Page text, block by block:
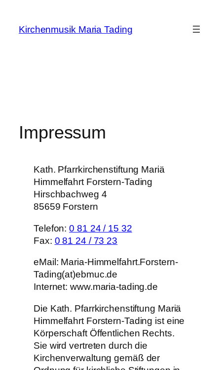
springen
Kirchenmusik Maria Tading
Impressum
Kath. Pfarrkirchenstiftung Mariä
Himmelfahrt Forstern-Tading
Hirschbachweg 4
85659 Forstern
Telefon:0 81 24 / 15 32
Fax: 0 81 24 / 73 23
eMail: Maria-Himmelfahrt.Forstern-
Tading(at)ebmuc.de
Internet: www.maria-tading.de
Die Kath. Pfarrkirchenstiftung Mariä
Himmelfahrt Forstern-Tading ist eine
Körperschaft Öffentlichen Rechts.
Sie wird vertreten durch die
Kirchenverwaltung gemäß der